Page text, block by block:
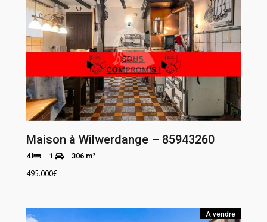
Maison à Wilwerdange – 85943260
4 1 306 m²
495.000€
A vendre